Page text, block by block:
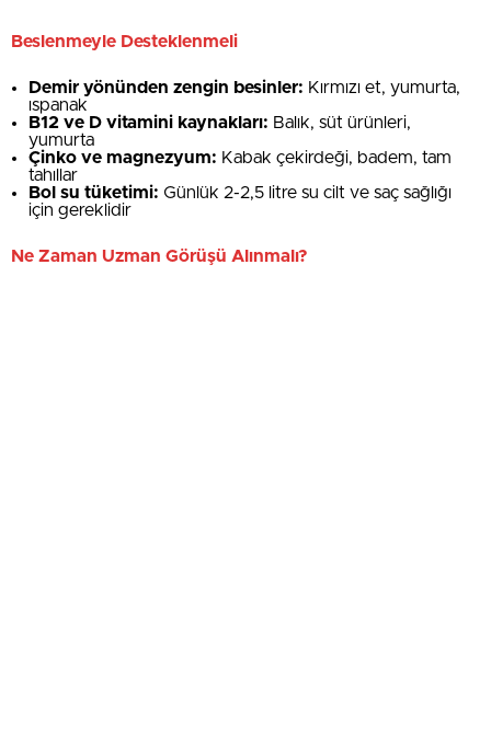
Beslenmeyle Desteklenmeli
Demir yönünden zengin besinler: Kırmızı et, yumurta,
ıspanak
B12 ve D vitamini kaynakları: Balık, süt ürünleri,
yumurta
Çinko ve magnezyum: Kabak çekirdeği, badem, tam
tahıllar
Bol su tüketimi: Günlük 2-2,5 litre su cilt ve saç sağlığı
için gereklidir
Ne Zaman Uzman Görüşü Alınmalı?